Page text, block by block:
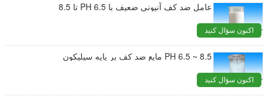
عامل ضد کف آنیونی ضعیف با PH 6.5 تا 8.5
اکنون سؤال کنید
PH 6.5 ~ 8.5 مایع ضد کف بر پایه سیلیکون
اکنون سؤال کنید